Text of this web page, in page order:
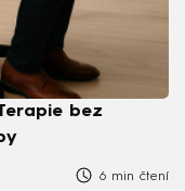
bez
6 min čtení